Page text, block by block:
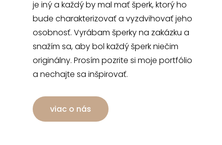
je iný a každý by mal mať šperk, ktorý ho
bude charakterizovať a vyzdvihovať jeho
osobnosť. Vyrábam šperky na zakázku a
snažím sa, aby bol každý šperk niečim
originálny. Prosím pozrite si moje portfólio
a nechajte sa inšpirovať.
viac o nás